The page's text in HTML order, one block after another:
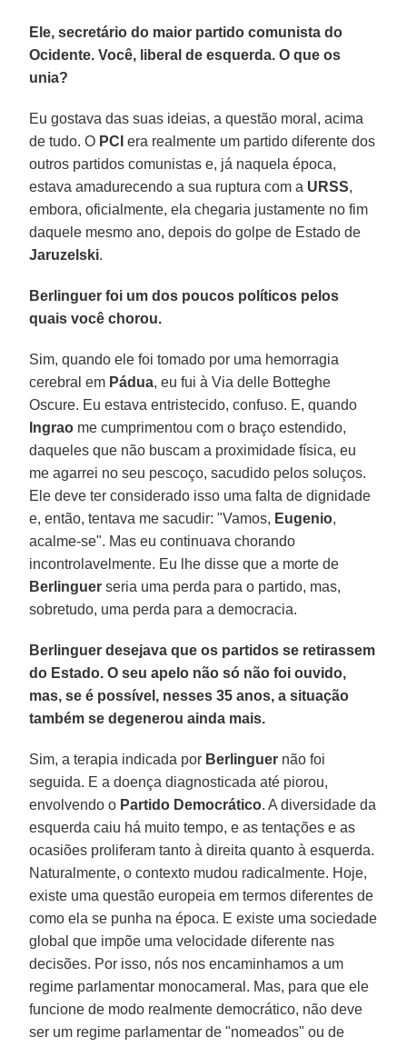
Ele, secretário do maior partido comunista do
Ocidente. Você, liberal de esquerda. O que os
unia?
Eu gostava das suas ideias, a questão moral, acima
de tudo. O PCI era realmente um partido diferente dos
outros partidos comunistas e, já naquela época,
estava amadurecendo a sua ruptura com a URSS,
embora, oficialmente, ela chegaria justamente no fim
daquele mesmo ano, depois do golpe de Estado de
Jaruzelski.
Berlinguer foi um dos poucos políticos pelos
quais você chorou.
Sim, quando ele foi tomado por uma hemorragia
cerebral em Pádua, eu fui à Via delle Botteghe
Oscure. Eu estava entristecido, confuso. E, quando
Ingrao me cumprimentou com o braço estendido,
daqueles que não buscam a proximidade física, eu
me agarrei no seu pescoço, sacudido pelos soluços.
Ele deve ter considerado isso uma falta de dignidade
e, então, tentava me sacudir: "Vamos, Eugenio,
acalme-se". Mas eu continuava chorando
incontrolavelmente. Eu lhe disse que a morte de
Berlinguer seria uma perda para o partido, mas,
sobretudo, uma perda para a democracia.
Berlinguer desejava que os partidos se retirassem
do Estado. O seu apelo não só não foi ouvido,
mas, se é possível, nesses 35 anos, a situação
também se degenerou ainda mais.
Sim, a terapia indicada por Berlinguer não foi
seguida. E a doença diagnosticada até piorou,
envolvendo o Partido Democrático. A diversidade da
esquerda caiu há muito tempo, e as tentações e as
ocasiões proliferam tanto à direita quanto à esquerda.
Naturalmente, o contexto mudou radicalmente. Hoje,
existe uma questão europeia em termos diferentes de
como ela se punha na época. E existe uma sociedade
global que impõe uma velocidade diferente nas
decisões. Por isso, nós nos encaminhamos a um
regime parlamentar monocameral. Mas, para que ele
funcione de modo realmente democrático, não deve
ser um regime parlamentar de "nomeados" ou de